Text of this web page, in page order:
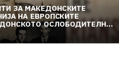
ЗА МАКЕДОНСКИТЕ
НА ЕВРОПСКИТЕ
ОСЛОБОДИТЕЛНО